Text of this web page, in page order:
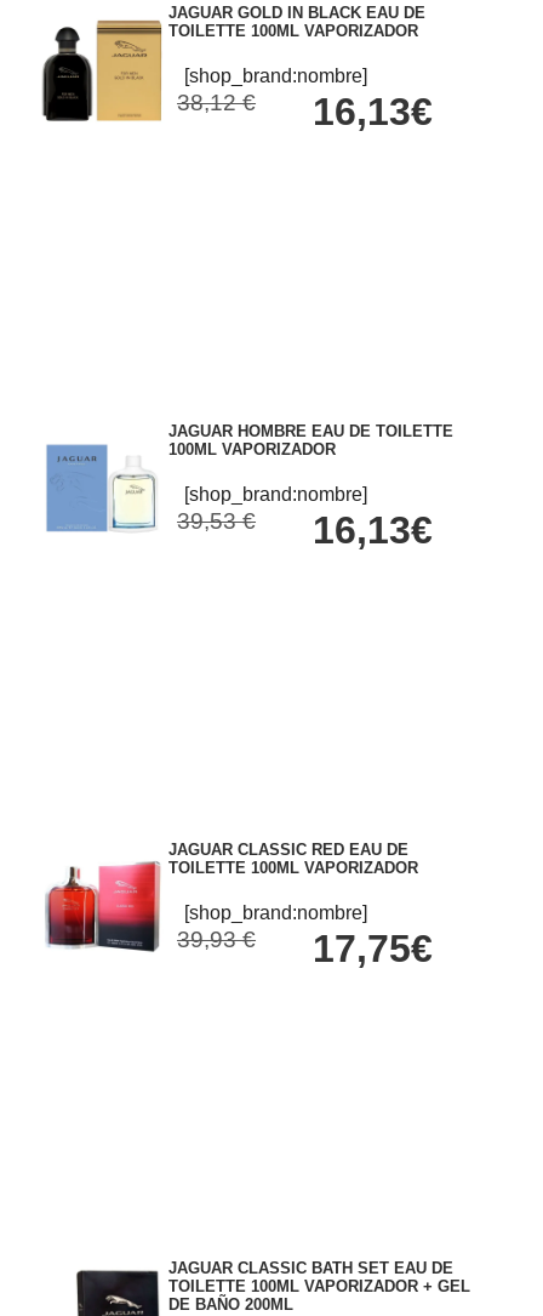
JAGUAR GOLD IN BLACK EAU DE
TOILETTE 100ML VAPORIZADOR
[shop_brand:nombre]
38,12 € 16,13€
JAGUAR HOMBRE EAU DE TOILETTE
100ML VAPORIZADOR
[shop_brand:nombre]
39,53 € 16,13€
JAGUAR CLASSIC RED EAU DE
TOILETTE 100ML VAPORIZADOR
[shop_brand:nombre]
39,93 € 17,75€
JAGUAR CLASSIC BATH SET EAU DE
TOILETTE 100ML VAPORIZADOR + GEL
DE BAÑO 200ML